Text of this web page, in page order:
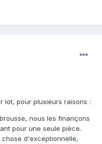
lot, pour plusieurs raisons :
nous les finançons
pour une seule pièce.
d'exceptionnelle,